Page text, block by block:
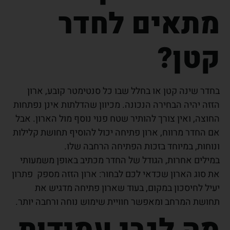
מתאים לחדר
קטן?
בחדר שינה קטן או בחלל שבו כל סנטימטר קובע, ארון
הזזה יהיה הבחירה הנכונה. מכיוון שהדלתות אינן נפתחות
החוצה, ואין צורך להותיר שטח פנוי נוסף מול הארון. אבל
אם החדר מרווח, ארון פתיחה יכול להוסיף תחושת קלילות
ונוחות, במיוחד בזכות הפתיחה הרחבה שלו.
במילים אחרות, הגודל של החדר מכתיב באופן משמעותי
את סוג הארון שכדאי לכם לבחור: ארון הזזה מספק פתרון
יעיל לחיסכון במקום, בעוד שארון פתיחה מדגיש את
תחושת המרחב ומאפשר חוויית שימוש נוחה ורחבה יותר.